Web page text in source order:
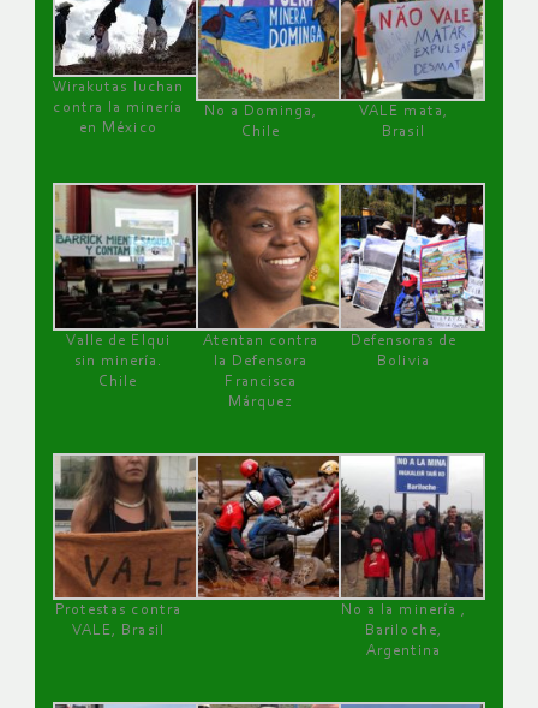
Wirakutas luchan
contra la minería
en México
No a Dominga,
Chile
VALE mata,
Brasil
Valle de Elqui
sin minería.
Chile
Atentan contra
la Defensora
Francisca
Márquez
Defensoras de
Bolivia
Protestas contra
VALE, Brasil
No a la minería ,
Bariloche,
Argentina